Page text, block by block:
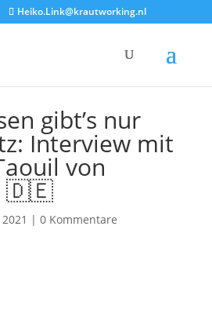
Heiko.Link@krautworking.nl
gibt’s nur
Interview mit
von
🇩🇪
| 0 Kommentare